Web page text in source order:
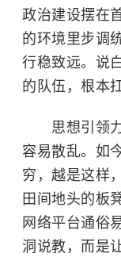
政治建设摆在
的环境里步调
行稳致远。说
的队伍，根本
思想引领力
容易散乱。如
穷，越是这样
田间地头的板
网络平台通俗
洞说教，而是